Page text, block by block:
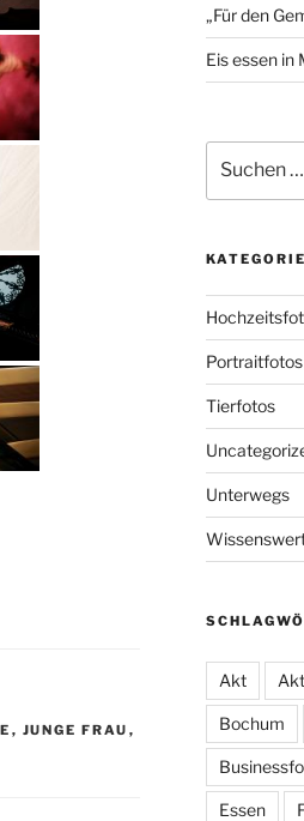
, JUNGE FRAU ,
„Für den
Eis essen in
nach:
Portraitfotos
Tierfotos
Unterwegs
Akt
Bochum
Essen